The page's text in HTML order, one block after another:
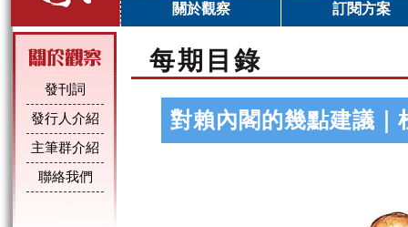
關於觀察 訂閱方案
發刊詞
發行人介紹
主筆群介紹
聯絡我們
每期目錄
對賴內閣的幾點建議｜